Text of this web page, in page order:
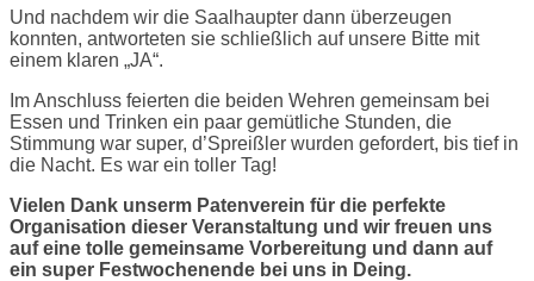
Und nachdem wir die Saalhaupter dann überzeugen
konnten, antworteten sie schließlich auf unsere Bitte mit
einem klaren „JA“.
Im Anschluss feierten die beiden Wehren gemeinsam bei
Essen und Trinken ein paar gemütliche Stunden, die
Stimmung war super, d’Spreißler wurden gefordert, bis tief in
die Nacht. Es war ein toller Tag!
Vielen Dank unserm Patenverein für die perfekte
Organisation dieser Veranstaltung und wir freuen uns
auf eine tolle gemeinsame Vorbereitung und dann auf
ein super Festwochenende bei uns in Deing.